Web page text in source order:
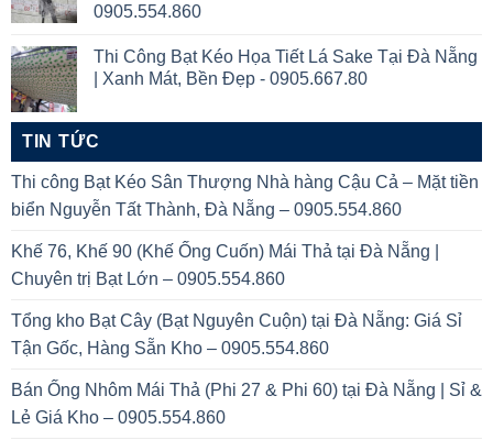
0905.554.860
Thi Công Bạt Kéo Họa Tiết Lá Sake Tại Đà Nẵng
| Xanh Mát, Bền Đẹp - 0905.667.80
TIN TỨC
Thi công Bạt Kéo Sân Thượng Nhà hàng Cậu Cả – Mặt tiền
biển Nguyễn Tất Thành, Đà Nẵng – 0905.554.860
Khế 76, Khế 90 (Khế Ống Cuốn) Mái Thả tại Đà Nẵng |
Chuyên trị Bạt Lớn – 0905.554.860
Tổng kho Bạt Cây (Bạt Nguyên Cuộn) tại Đà Nẵng: Giá Sỉ
Tận Gốc, Hàng Sẵn Kho – 0905.554.860
Bán Ống Nhôm Mái Thả (Phi 27 & Phi 60) tại Đà Nẵng | Sỉ &
Lẻ Giá Kho – 0905.554.860